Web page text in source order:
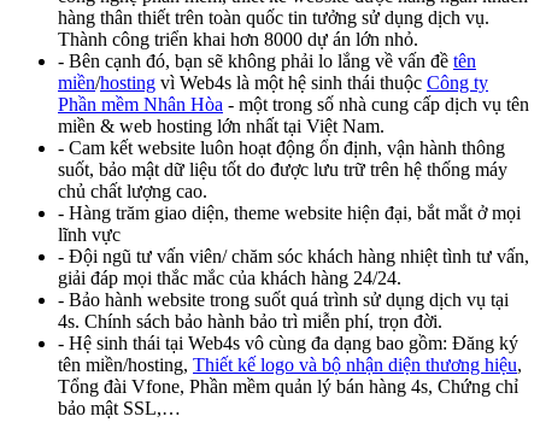
hàng thân thiết trên toàn quốc tin tưởng sử dụng dịch vụ.
Thành công triển khai hơn 8000 dự án lớn nhỏ.
- Bên cạnh đó, bạn sẽ không phải lo lắng về vấn đề tên
miền/hosting vì Web4s là một hệ sinh thái thuộc Công ty
Phần mềm Nhân Hòa - một trong số nhà cung cấp dịch vụ tên
miền & web hosting lớn nhất tại Việt Nam.
- Cam kết website luôn hoạt động ổn định, vận hành thông
suốt, bảo mật dữ liệu tốt do được lưu trữ trên hệ thống máy
chủ chất lượng cao.
- Hàng trăm giao diện, theme website hiện đại, bắt mắt ở mọi
lĩnh vực
- Đội ngũ tư vấn viên/ chăm sóc khách hàng nhiệt tình tư vấn,
giải đáp mọi thắc mắc của khách hàng 24/24.
- Bảo hành website trong suốt quá trình sử dụng dịch vụ tại
4s. Chính sách bảo hành bảo trì miễn phí, trọn đời.
- Hệ sinh thái tại Web4s vô cùng đa dạng bao gồm: Đăng ký
tên miền/hosting, Thiết kế logo và bộ nhận diện thương hiệu,
Tổng đài Vfone, Phần mềm quản lý bán hàng 4s, Chứng chỉ
bảo mật SSL,…